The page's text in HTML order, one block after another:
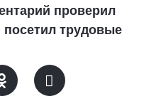
проверил
посетил трудовые